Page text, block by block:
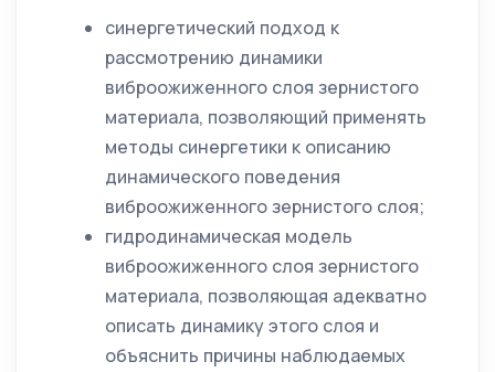
синергетический подход к
рассмотрению динамики
виброожиженного слоя зернистого
материала, позволяющий применять
методы синергетики к описанию
динамического поведения
виброожиженного зернистого слоя;
гидродинамическая модель
виброожиженного слоя зернистого
материала, позволяющая адекватно
описать динамику этого слоя и
объяснить причины наблюдаемых